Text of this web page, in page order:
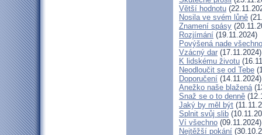
Větší hodnotu
Nosila ve svém lůně
Znamení spásy
Rozjímání (19.11.2024)
Povýšená nade všechno
Vzácný dar (17.11.2024)
K lidskému životu
Neodloučit se od Tebe
Doporučení (14.11.2024)
Anežko naše blažená
Snaž se o to denně
Jaký by měl být
Splnit svůj slib
Ví všechno (09.11.2024)
Nejtěžší pokání